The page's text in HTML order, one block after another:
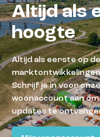
Altijd als
hoogte
Altijd als eerste op
Schrijf je in voor
woonaccount aan
updates te